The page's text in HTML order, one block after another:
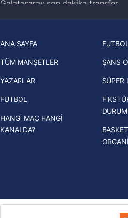
Galatasaray son dakika transfer
haberleri
Trendyol Süper Lig haberleri
Ziraat Türkiye Kupası haberleri
UEFA Şampiyonlar Ligi haberleri
UEFA Avrupa Ligi haberleri
UEFA Konferans Ligi haberleri
ANA SAYFA
TÜM MANŞETLER
YAZARLAR
FUTBOL
HANGİ MAÇ HANGİ
KANALDA?
ŞANS
SÜPER